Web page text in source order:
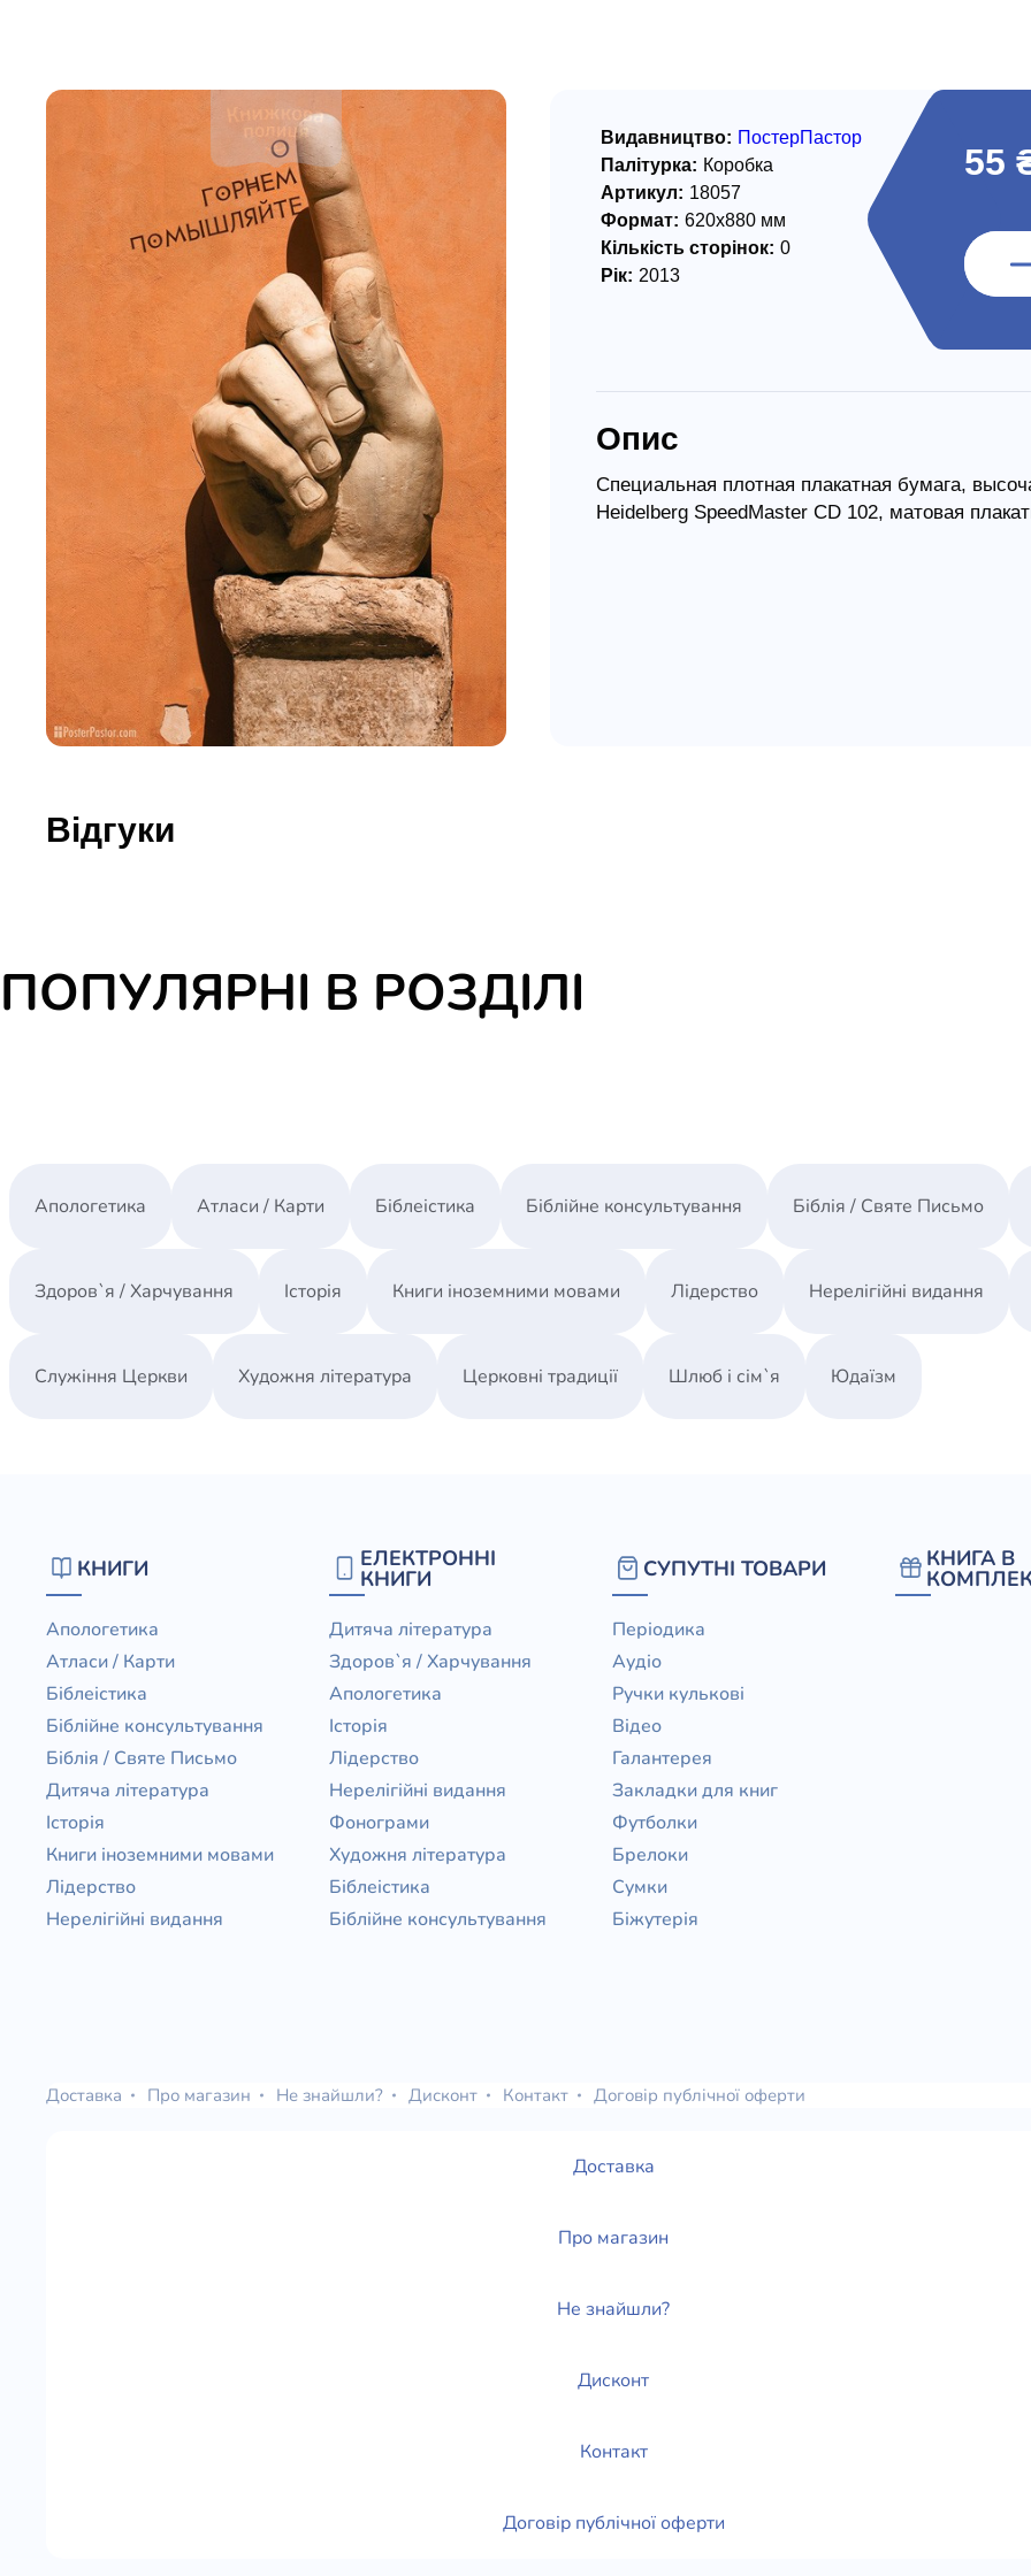
Свіжі надходження, актуальна
література та нові автори на нашій
полиці.
Історія
Книги іноземними мовами
Нерелігійні видання
Служіння Церкви
Публіцистика
Шлюб і сім`я
Здоров`я / Харчування
Юдаїзм
Огляд релігій
Художня література
55
Видавництво: ПостерПастор
Палітурка: Коробка
Артикул: 18057
Формат: 620х880 мм
Кількість сторінок: 0
Рік: 2013
Опис
Специальная плотная плакатная бумага,
Heidelberg SpeedMaster CD 102, матовая
Відгуки
ПОПУЛЯРНІ В РОЗДІЛІ
Апологетика Атласи / Карти Біблеістика Біблійне консультування Біблія / Святе Письмо
Здоров`я / Харчування Історія Книги іноземними мовами Лідерство Нерелігійні видання
Служіння Церкви Художня література Церковні традиції Шлюб і сім`я Юдаїзм
КНИГИ
Апологетика
Атласи / Карти
Біблеістика
Біблійне консультування
Біблія / Святе Письмо
Дитяча література
Історія
Книги іноземними мовами
Лідерство
Нерелігійні видання
ЕЛЕКТРОННІ
КНИГИ
Дитяча література
Здоров`я / Харчування
Апологетика
Історія
Лідерство
Нерелігійні видання
Фонограми
Художня література
Біблеістика
Біблійне консультування
СУПУТНІ ТОВАРИ
Періодика
Аудіо
Ручки кулькові
Відео
Галантерея
Закладки для книг
Футболки
Брелоки
Сумки
Біжутерія
КНИГА В
Доставка Про магазин Не знайшли? Дисконт Контакт Договір публічної оферти
Доставка
Про магазин
Не знайшли?
Дисконт
Контакт
Договір публічної оферти